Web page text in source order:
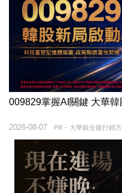
009829掌握AI關鍵 大華
PR・大華銀全能行銷
2026-08-07